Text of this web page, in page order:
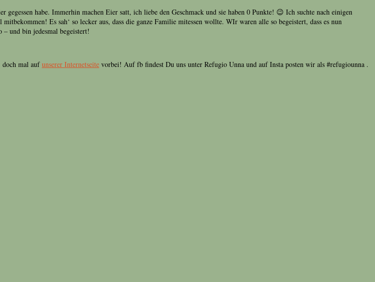
habe. Immerhin machen Eier satt, ich liebe den Geschmack und sie haben 0 Punkte! 😉 Ich suchte nach einigen
Es sah‘ so lecker aus, dass die ganze Familie mitessen wollte. WIr waren alle so begeistert, dass es nun
– und bin jedesmal begeistert!
doch mal aufunserer Internetseite vorbei! Auf fb findest Du uns unter Refugio Unna und auf Insta posten wir als #refugiounna .